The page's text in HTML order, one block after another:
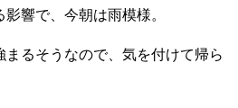
響で、今朝は雨模様。
るそうなので、気を付けて帰ら